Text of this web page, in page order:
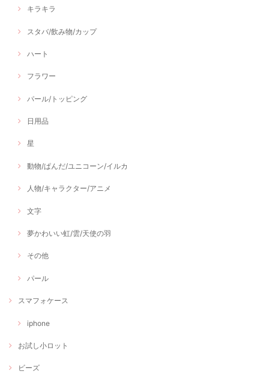
キラキラ
スタバ/飲み物/カップ
ハート
フラワー
パール/トッピング
日用品
星
動物/ぱんだ/ユニコーン/イルカ
人物/キャラクター/アニメ
文字
夢かわいい虹/雲/天使の羽
その他
パール
スマフォケース
iphone
お試し小ロット
ビーズ